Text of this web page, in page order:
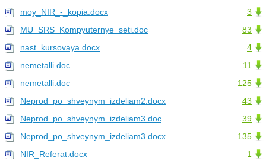
3
moy_NIR_-_kopia.docx
83
MU_SRS_Kompyuternye_seti.doc
4
nast_kursovaya.docx
11
nemetalli.doc
125
nemetalli.doc
43
Neprod_po_shveynym_izdeliam2.docx
39
Neprod_po_shveynym_izdeliam3.doc
135
Neprod_po_shveynym_izdeliam3.docx
1
NIR_Referat.docx